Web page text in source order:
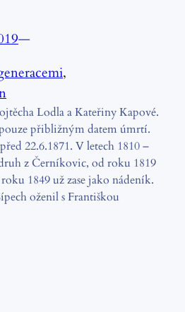
—
Lodla a Kateřiny Kapové.
přibližným datem úmrtí.
22.6.1871. V letech 1810 –
z Černíkovic, od roku 1819
1849 už zase jako nádeník.
oženil s Františkou